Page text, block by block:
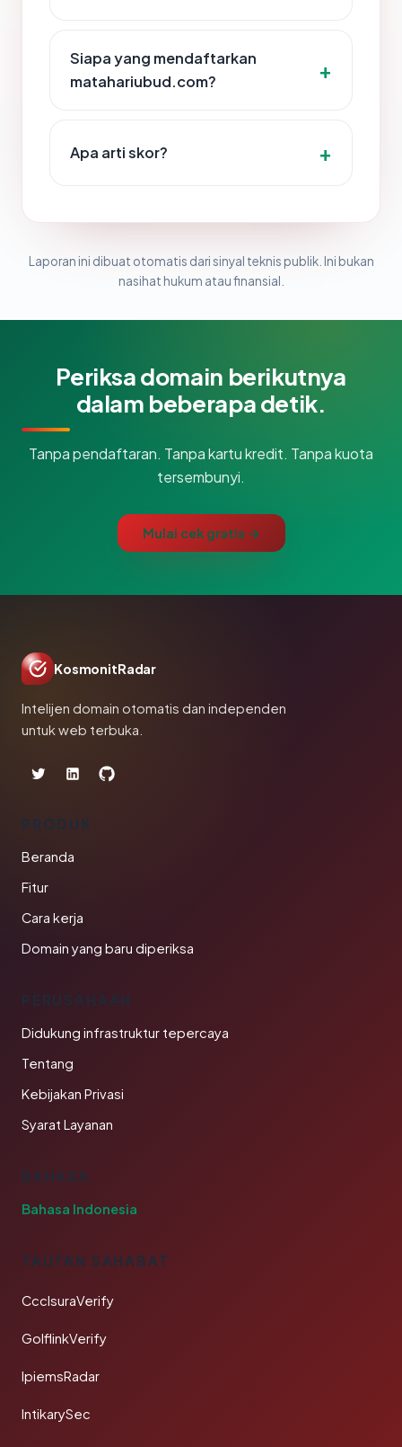
Siapa yang mendaftarkan
matahariubud.com?
Apa arti skor?
Laporan ini dibuat otomatis dari sinyal teknis publik. Ini bukan
nasihat hukum atau finansial.
Periksa domain berikutnya
dalam beberapa detik.
Tanpa pendaftaran. Tanpa kartu kredit. Tanpa kuota
tersembunyi.
Mulai cek gratis →
KosmonitRadar
Intelijen domain otomatis dan independen
untuk web terbuka.
PRODUK
Beranda
Fitur
Cara kerja
Domain yang baru diperiksa
PERUSAHAAN
Didukung infrastruktur tepercaya
Tentang
Kebijakan Privasi
Syarat Layanan
BAHASA
Bahasa Indonesia
TAUTAN SAHABAT
CcclsuraVerify
GolflinkVerify
IpiemsRadar
IntikarySec